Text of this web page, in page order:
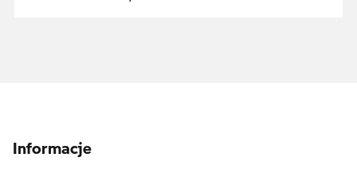
Informacje